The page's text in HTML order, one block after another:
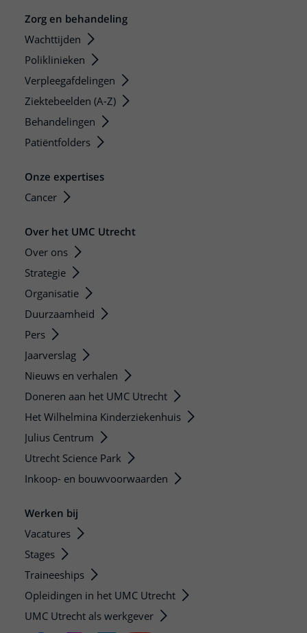
Zorg en behandeling
Wachttijden
Poliklinieken
Verpleegafdelingen
Ziektebeelden (A-Z)
Behandelingen
Patiëntfolders
Onze expertises
Cancer
Over het UMC Utrecht
Over ons
Strategie
Organisatie
Duurzaamheid
Pers
Jaarverslag
Nieuws en verhalen
Doneren aan het UMC Utrecht
Het Wilhelmina Kinderziekenhuis
Julius Centrum
Utrecht Science Park
Inkoop- en bouwvoorwaarden
Werken bij
Vacatures
Stages
Traineeships
Opleidingen in het UMC Utrecht
UMC Utrecht als werkgever